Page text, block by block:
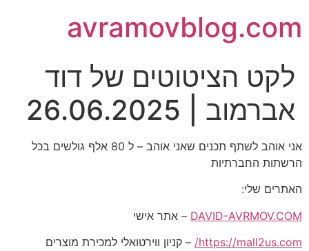
avramovblog.com
לקט הציטוטים של דוד
אברמוב | 26.06.2025
אני אוהב לשתף תכנים שאני אוהב – ל 80 אלף גולשים בכל
הרשתות החברתיות
האתרים שלי:
DAVID-AVRMOV.COM – אתר אישי
https://mall2us.com/ – קניון ווירטואלי למכירת מוצרים